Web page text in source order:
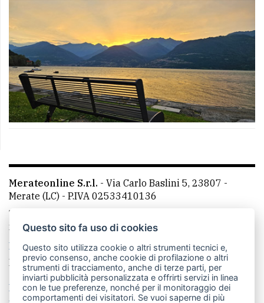
Merateonline S.r.l. - Via Carlo Baslini 5, 23807 -
Merate (LC) - P.IVA 02533410136
Telefono:
mail: redazione@leccoonline.com
La redazione
MerateOnline CasateOnline
RSS
Made by VIP
Privacy policy
Cookie policy
Questo sito fa uso di cookies
Questo sito utilizza cookie o altri strumenti tecnici e,
previo consenso, anche cookie di profilazione o altri
strumenti di tracciamento, anche di terze parti, per
inviarti pubblicità personalizzata e offrirti servizi in linea
con le tue preferenze, nonché per il monitoraggio dei
comportamenti dei visitatori. Se vuoi saperne di più